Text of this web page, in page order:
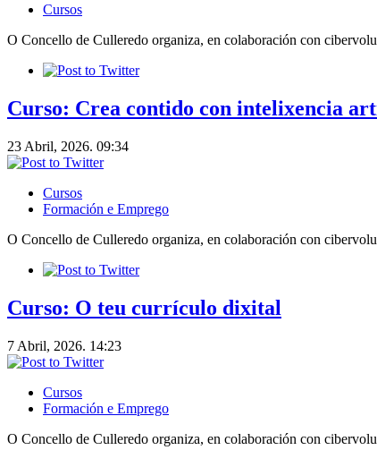
Cursos
O Concello de Culleredo organiza, en colaboración con
Curso: Crea contido con intelixencia
23 Abril, 2026. 09:34
Cursos
Formación e Emprego
O Concello de Culleredo organiza, en colaboración con
Curso: O teu currículo dixital
7 Abril, 2026. 14:23
Cursos
Formación e Emprego
O Concello de Culleredo organiza, en colaboración con